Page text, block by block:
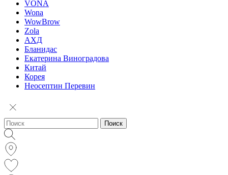
VONA
Wona
WowBrow
Zola
АХД
Бланидас
Екатерина Виноградова
Китай
Корея
Неосептин Перевин
Поиск